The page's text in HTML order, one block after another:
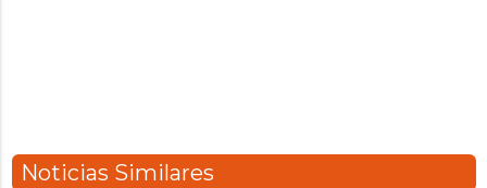
Noticias Similares